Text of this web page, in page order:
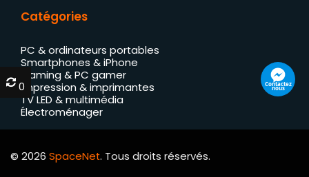
Catégories
PC & ordinateurs portables
Smartphones & iPhone
Gaming & PC gamer
Impression & imprimantes
TV LED & multimédia
Électroménager
© 2026 SpaceNet. Tous droits réservés.
Contactez
nous
0
0